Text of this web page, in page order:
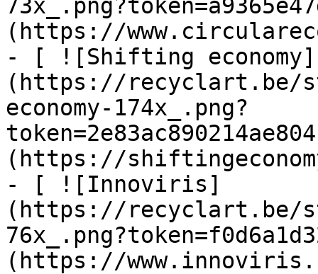
(https://
- [ ![Shifting economy]
(https://recyclart.be/
economy-174x_.png?
(https://
- [ ![Innoviris]
(https://recyclart.be/
(https://